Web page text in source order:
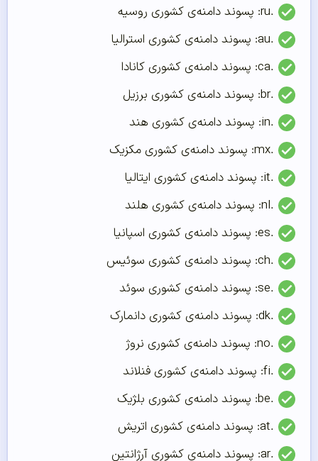
.ru: پسوند دامنه‌ی کشوری روسیه
.au: پسوند دامنه‌ی کشوری استرالیا
.ca: پسوند دامنه‌ی کشوری کانادا
.br: پسوند دامنه‌ی کشوری برزیل
.in: پسوند دامنه‌ی کشوری هند
.mx: پسوند دامنه‌ی کشوری مکزیک
.it: پسوند دامنه‌ی کشوری ایتالیا
.nl: پسوند دامنه‌ی کشوری هلند
.es: پسوند دامنه‌ی کشوری اسپانیا
.ch: پسوند دامنه‌ی کشوری سوئیس
.se: پسوند دامنه‌ی کشوری سوئد
.dk: پسوند دامنه‌ی کشوری دانمارک
.no: پسوند دامنه‌ی کشوری نروژ
.fi: پسوند دامنه‌ی کشوری فنلاند
.be: پسوند دامنه‌ی کشوری بلژیک
.at: پسوند دامنه‌ی کشوری اتریش
.ar: پسوند دامنه‌ی کشوری آرژانتین